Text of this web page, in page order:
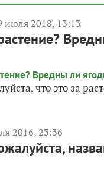
июля 2018, 13:13
что это за
2016, 23:36